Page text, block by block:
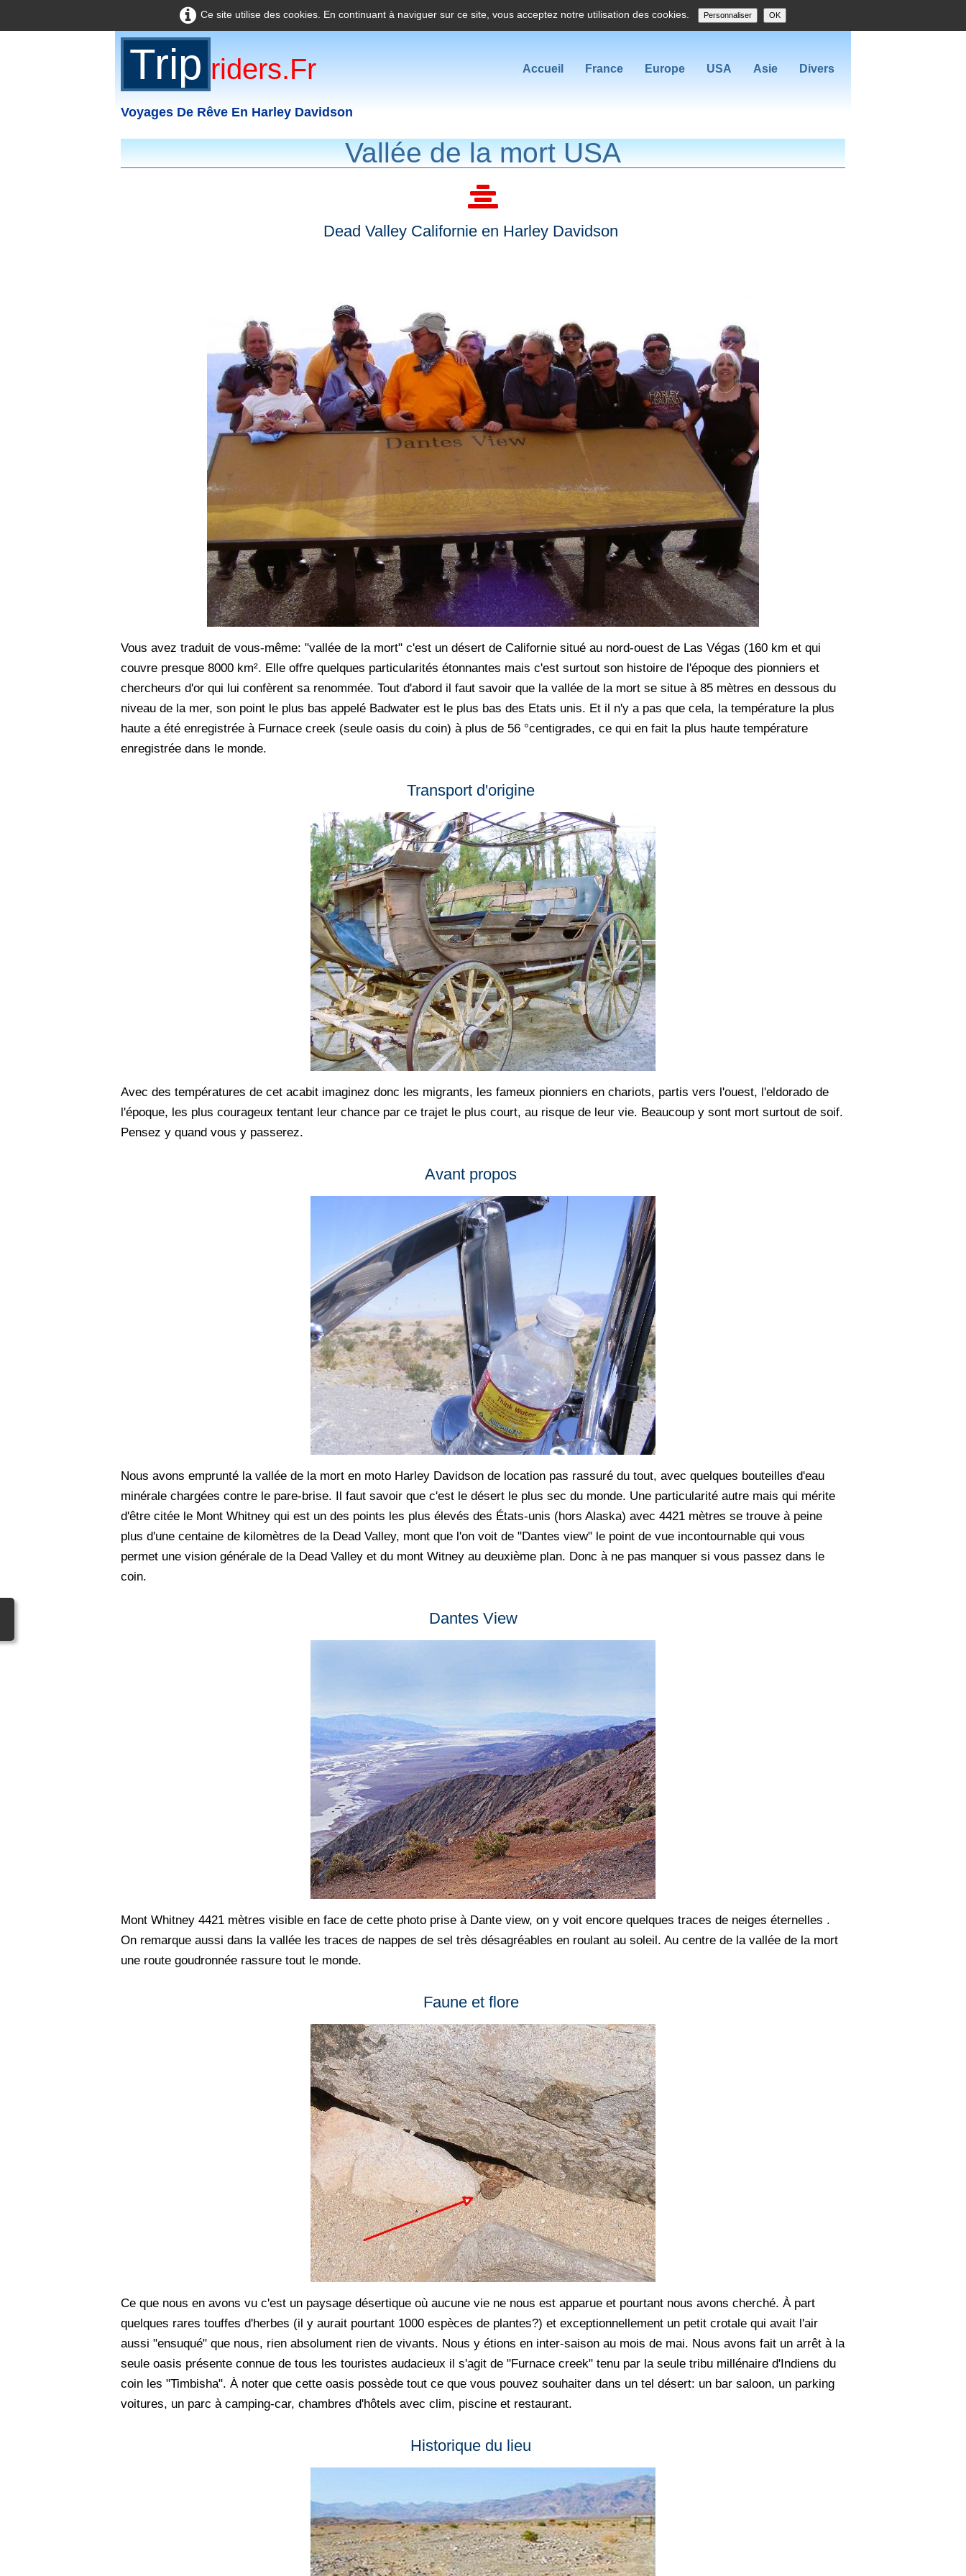
Ce site utilise des cookies. En continuant à naviguer sur ce site, vous acceptez notre utilisation des cookies. Personnaliser OK
Trip Riders.fr
Voyages De Rêve En Harley Davidson
Accueil France Europe USA Asie Divers
Vallée de la mort USA
Dead Valley Californie en Harley Davidson
Vous avez traduit de vous-même: "vallée de la mort" c'est un désert de Californie situé au nord-ouest de Las Végas (160 km et qui
couvre presque 8000 km². Elle offre quelques particularités étonnantes mais c'est surtout son histoire de l'époque des pionniers et
chercheurs d'or qui lui confèrent sa renommée. Tout d'abord il faut savoir que la vallée de la mort se situe à 85 mètres en dessous du
niveau de la mer, son point le plus bas appelé Badwater est le plus bas des Etats unis. Et il n'y a pas que cela, la température la plus
haute a été enregistrée à Furnace creek (seule oasis du coin) à plus de 56 °centigrades, ce qui en fait la plus haute température
enregistrée dans le monde.
Transport d'origine
Avec des températures de cet acabit imaginez donc les migrants, les fameux pionniers en chariots, partis vers l'ouest, l'eldorado de
l'époque, les plus courageux tentant leur chance par ce trajet le plus court, au risque de leur vie. Beaucoup y sont mort surtout de soif.
Pensez y quand vous y passerez.
Avant propos
Nous avons emprunté la vallée de la mort en moto Harley Davidson de location pas rassuré du tout, avec quelques bouteilles d'eau
minérale chargées contre le pare-brise. Il faut savoir que c'est le désert le plus sec du monde. Une particularité autre mais qui mérite
d'être citée le Mont Whitney qui est un des points les plus élevés des États-unis (hors Alaska) avec 4421 mètres se trouve à peine
plus d'une centaine de kilomètres de la Dead Valley, mont que l'on voit de "Dantes view" le point de vue incontournable qui vous
permet une vision générale de la Dead Valley et du mont Witney au deuxième plan. Donc à ne pas manquer si vous passez dans le
coin.
Dantes View
Mont Whitney 4421 mètres visible en face de cette photo prise à Dante view, on y voit encore quelques traces de neiges éternelles .
On remarque aussi dans la vallée les traces de nappes de sel très désagréables en roulant au soleil. Au centre de la vallée de la mort
une route goudronnée rassure tout le monde.
Faune et flore
Ce que nous en avons vu c'est un paysage désertique où aucune vie ne nous est apparue et pourtant nous avons cherché. À part
quelques rares touffes d'herbes (il y aurait pourtant 1000 espèces de plantes?) et exceptionnellement un petit crotale qui avait l'air
aussi "ensuqué" que nous, rien absolument rien de vivants. Nous y étions en inter-saison au mois de mai. Nous avons fait un arrêt à la
seule oasis présente connue de tous les touristes audacieux il s'agit de "Furnace creek" tenu par la seule tribu millénaire d'Indiens du
coin les "Timbisha". À noter que cette oasis possède tout ce que vous pouvez souhaiter dans un tel désert: un bar saloon, un parking
voitures, un parc à camping-car, chambres d'hôtels avec clim, piscine et restaurant.
Historique du lieu